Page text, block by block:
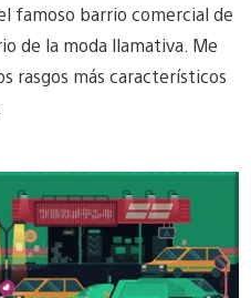
famoso barrio comercial de
de la moda llamativa. Me
rasgos más característicos